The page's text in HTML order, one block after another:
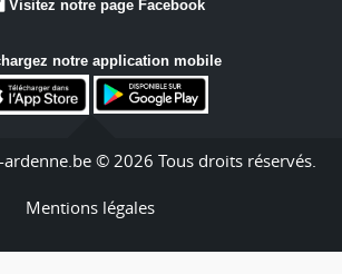
Visitez notre page Facebook
notre application mobile
© 2026 Tous droits réservés.
Mentions légales